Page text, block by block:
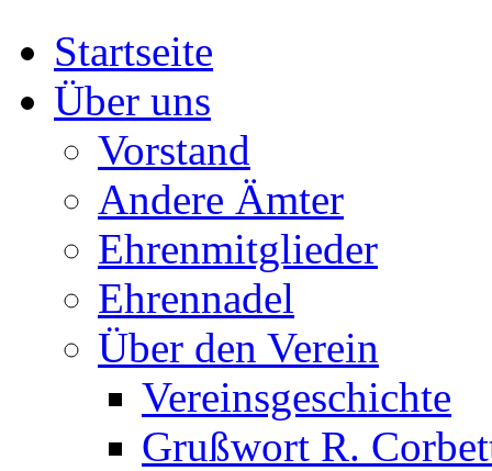
Startseite
Über uns
Vorstand
Andere Ämter
Ehrenmitglieder
Ehrennadel
Über den Verein
Vereinsgeschichte
Grußwort R.